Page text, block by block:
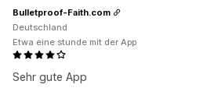
Sehr gute App
Bulletproof-Faith.com
Deutschland
Etwa eine stunde mit der App